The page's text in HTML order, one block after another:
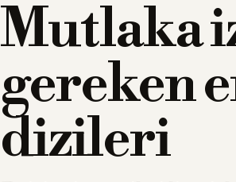
Mutlaka
gereken
dizileri